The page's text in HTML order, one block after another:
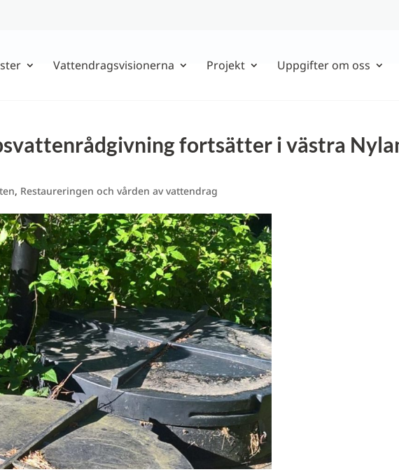
Vattendragsvisionerna Projekt Uppgifter om oss
fortsätter i västra
, Restaureringen och vården av vattendrag